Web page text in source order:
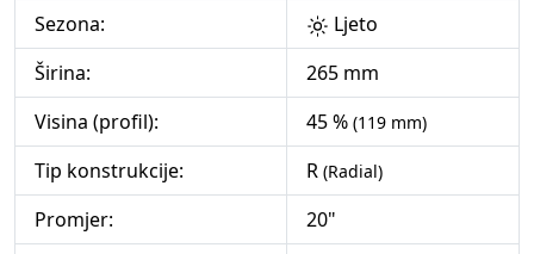
Sezona:
Ljeto
Širina:
265 mm
Visina (profil):
45 % (119 mm)
Tip konstrukcije: R (Radial)
Promjer:
20"